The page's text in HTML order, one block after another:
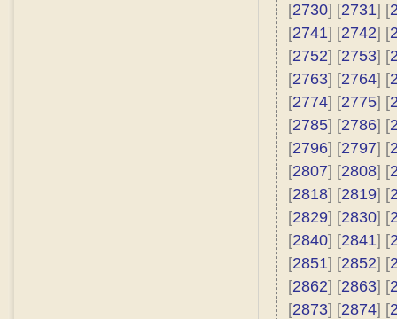
[2730] [2731] [
[2741] [2742] [
[2752] [2753] [
[2763] [2764] [
[2774] [2775] [
[2785] [2786] [
[2796] [2797] [
[2807] [2808] [
[2818] [2819] [
[2829] [2830] [
[2840] [2841] [
[2851] [2852] [
[2862] [2863] [
[2873] [2874] [